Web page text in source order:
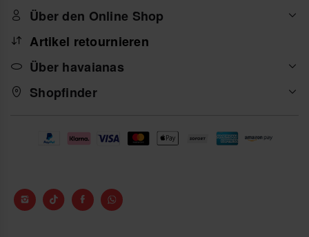
Über den Online Shop
Artikel retournieren
Über havaianas
Shopfinder